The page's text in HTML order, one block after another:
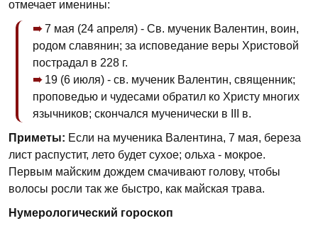
отмечает именины:
7 мая (24 апреля) - Св. мученик Валентин, воин,
родом славянин; за исповедание веры Хрис­товой
пострадал в 228 г.
19 (6 июля) - св. мученик Валентин, священник;
проповедью и чудесами обратил ко Христу многих
язычников; скончался мучени­чески в III в.
Приметы: Если на мученика Валентина, 7 мая, береза
лист распустит, лето будет сухое; ольха - мокрое.
Первым майским дождем смачивают голову, чтобы
волосы росли так же быстро, как майская трава.
Нумерологический гороскоп